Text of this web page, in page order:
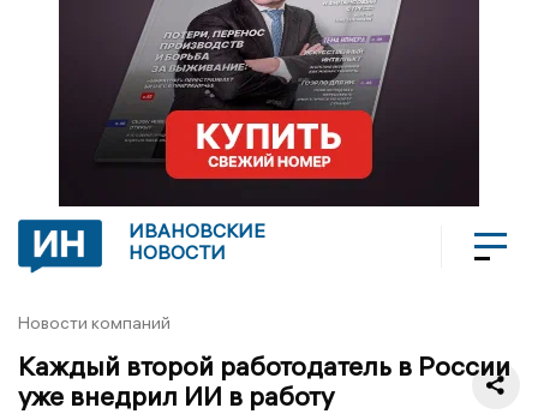
ИВАНОВСКИЕ
НОВОСТИ
Новости компаний
Каждый второй работодатель в России
уже внедрил ИИ в работу